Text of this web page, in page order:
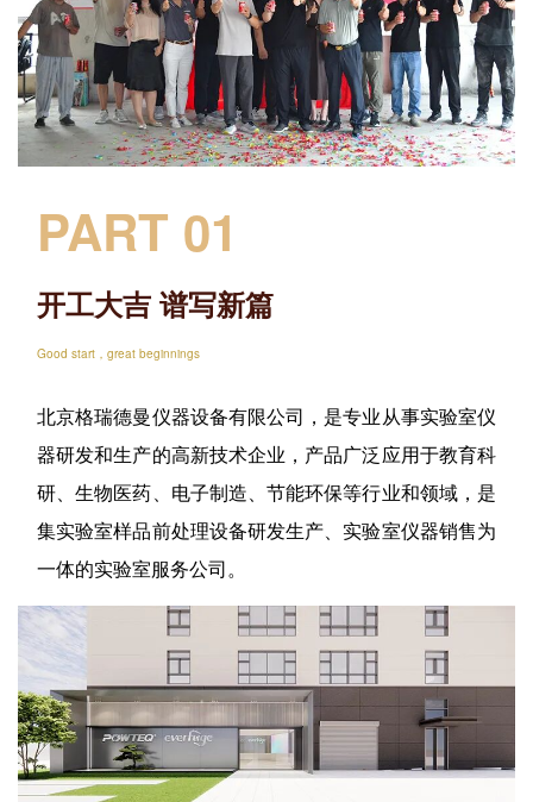
企业会员
关于投稿
广告投放
关于我们
PART 01
开工大吉 谱写新篇
Good start，great beginnings
北京格瑞德曼仪器设备有限公司，是专业从事实验室仪
器研发和生产的高新技术企业，产品广泛应用于教育科
研、生物医药、电子制造、节能环保等行业和领域，是
集实验室样品前处理设备研发生产、实验室仪器销售为
一体的实验室服务公司。